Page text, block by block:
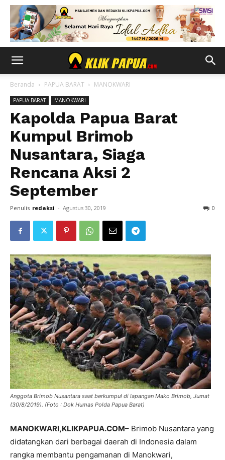
Beranda PAPUA BARAT MANOKWARI
PAPUA BARAT MANOKWARI
Kapolda Papua Barat
Kumpul Brimob
Nusantara, Siaga
Rencana Aksi 2
September
Penulis redaksi - Agustus 30, 2019 0
Anggota Brimob Nusantara saat berkumpul di lapangan Mako Brimob, Jumat
(30/8/2019). (Foto : Dok Humas Polda Papua Barat)
MANOKWARI,KLIKPAPUA.COM– Brimob Nusantara yang
didatangkan dari berbagai daerah di Indonesia dalam
rangka membantu pengamanan di Manokwari,